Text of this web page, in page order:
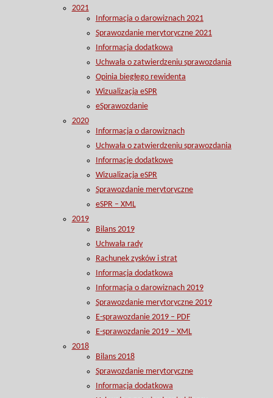
2021
Informacja o darowiznach 2021
Sprawozdanie merytoryczne 2021
Informacja dodatkowa
Uchwała o zatwierdzeniu sprawozdania
Opinia biegłego rewidenta
Wizualizacja eSPR
eSprawozdanie
2020
Informacja o darowiznach
Uchwała o zatwierdzeniu sprawozdania
Informacje dodatkowe
Wizualizacja eSPR
Sprawozdanie merytoryczne
eSPR – XML
2019
Bilans 2019
Uchwała rady
Rachunek zysków i strat
Informacja dodatkowa
Informacja o darowiznach 2019
Sprawozdanie merytoryczne 2019
E-sprawozdanie 2019 – PDF
E-sprawozdanie 2019 – XML
2018
Bilans 2018
Sprawozdanie merytoryczne
Informacja dodatkowa